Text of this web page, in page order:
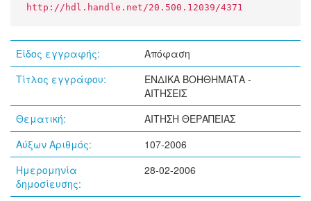
http://hdl.handle.net/20.500.12039/4371
Είδος εγγραφής:
Απόφαση
Τίτλος εγγράφου:
ΕΝΔΙΚΑ ΒΟΗΘΗΜΑΤΑ -
ΑΙΤΗΣΕΙΣ
Θεματική:
ΑΙΤΗΣΗ ΘΕΡΑΠΕΙΑΣ
Αύξων Αριθμός:
107-2006
Ημερομηνία
δημοσίευσης:
28-02-2006